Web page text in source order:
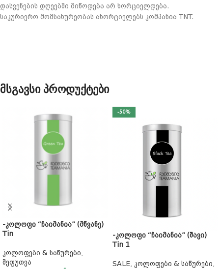
დასვენების დღეებში მიწოდება არ ხორციელდება.
საკურიერო მომსახურეობას ახორციელებს კომპანია TNT.
მსგავსი პროდუქტები
-კოლოფი “ჩაიმანია” (მწვანე)
Tin
კოლოფები & საწურები,
შეფუთვა
-50%
-კოლოფი “ჩაიმანია” (შავი)
Tin 1
SALE, კოლოფები & საწურები,